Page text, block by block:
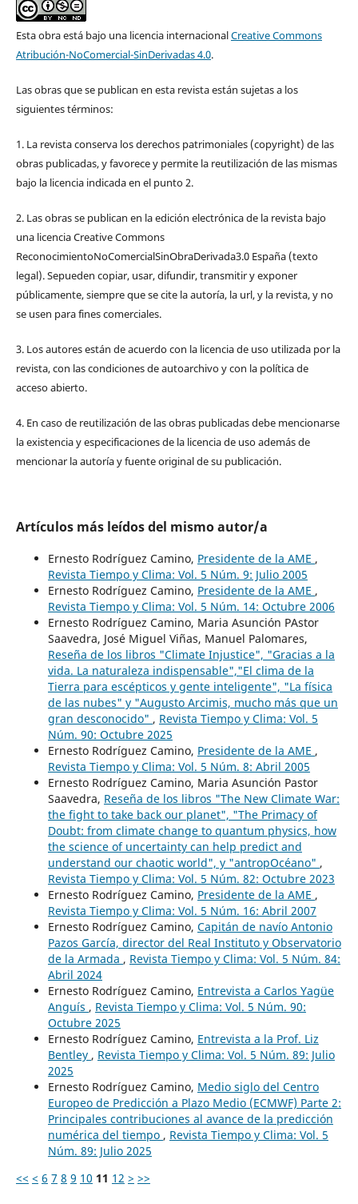
Esta obra está bajo una licencia internacionalCreative Commons
Atribución-NoComercial-SinDerivadas 4.0.
Las obras que se publican en esta revista están sujetas a los
siguientes términos:
1. La revista conserva los derechos patrimoniales (copyright) de las
obras publicadas, y favorece y permite la reutilización de las mismas
bajo la licencia indicada en el punto 2.
2. Las obras se publican en la edición electrónica de la revista bajo
una licencia Creative Commons
ReconocimientoNoComercialSinObraDerivada3.0 España (texto
legal). Sepueden copiar, usar, difundir, transmitir y exponer
públicamente, siempre que se cite la autoría, la url, y la revista, y no
se usen para fines comerciales.
3. Los autores están de acuerdo con la licencia de uso utilizada por la
revista, con las condiciones de autoarchivo y con la política de
acceso abierto.
4. En caso de reutilización de las obras publicadas debe mencionarse
la existencia y especificaciones de la licencia de uso además de
mencionar la autoría y fuente original de su publicación.
Artículos más leídos del mismo autor/a
Ernesto Rodríguez Camino, Presidente de la AME ,
Revista Tiempo y Clima: Vol. 5 Núm. 9: Julio 2005
Ernesto Rodríguez Camino, Presidente de la AME ,
Revista Tiempo y Clima: Vol. 5 Núm. 14: Octubre 2006
Ernesto Rodríguez Camino, Maria Asunción PAstor
Saavedra, José Miguel Viñas, Manuel Palomares,
Reseña de los libros "Climate Injustice", "Gracias a la
vida. La naturaleza indispensable","El clima de la
Tierra para escépticos y gente inteligente", "La física
de las nubes" y "Augusto Arcimis, mucho más que un
gran desconocido" , Revista Tiempo y Clima: Vol. 5
Núm. 90: Octubre 2025
Ernesto Rodríguez Camino, Presidente de la AME ,
Revista Tiempo y Clima: Vol. 5 Núm. 8: Abril 2005
Ernesto Rodríguez Camino, Maria Asunción Pastor
Saavedra, Reseña de los libros "The New Climate War:
the fight to take back our planet", "The Primacy of
Doubt: from climate change to quantum physics, how
the science of uncertainty can help predict and
understand our chaotic world", y "antropOcéano" ,
Revista Tiempo y Clima: Vol. 5 Núm. 82: Octubre 2023
Ernesto Rodríguez Camino, Presidente de la AME ,
Revista Tiempo y Clima: Vol. 5 Núm. 16: Abril 2007
Ernesto Rodríguez Camino, Capitán de navío Antonio
Pazos García, director del Real Instituto y Observatorio
de la Armada , Revista Tiempo y Clima: Vol. 5 Núm. 84:
Abril 2024
Ernesto Rodríguez Camino, Entrevista a Carlos Yagüe
Anguís , Revista Tiempo y Clima: Vol. 5 Núm. 90:
Octubre 2025
Ernesto Rodríguez Camino, Entrevista a la Prof. Liz
Bentley , Revista Tiempo y Clima: Vol. 5 Núm. 89: Julio
2025
Ernesto Rodríguez Camino, Medio siglo del Centro
Europeo de Predicción a Plazo Medio (ECMWF) Parte 2:
Principales contribuciones al avance de la predicción
numérica del tiempo , Revista Tiempo y Clima: Vol. 5
Núm. 89: Julio 2025
<< < 6 7 8 9 10 11 12 > >>